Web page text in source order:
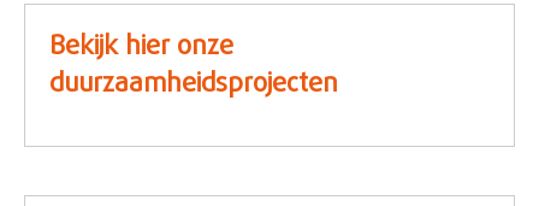
Bekijk hier onze
duurzaamheidsprojecten